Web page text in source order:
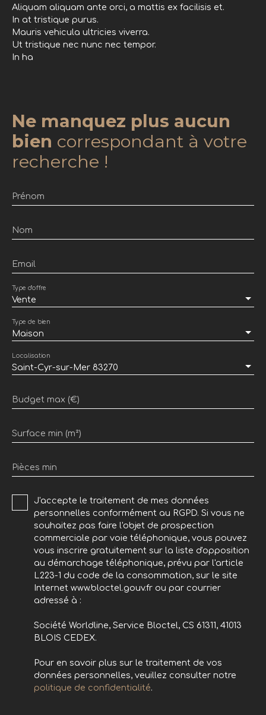
Aliquam aliquam ante orci, a mattis ex facilisis et.
In at tristique purus.
Mauris vehicula ultricies viverra.
Ut tristique nec nunc nec tempor.
In ha
Ne manquez plus aucun
bien correspondant à votre
recherche !
Prénom
Nom
Email
Vente
Type d'offre
Maison
Type de bien
Saint-Cyr-sur-Mer 83270
Localisation
Budget max (€)
Surface min (m²)
Pièces min
J'accepte le traitement de mes données
personnelles conformément au RGPD. Si vous ne
souhaitez pas faire l'objet de prospection
commerciale par voie téléphonique, vous pouvez
vous inscrire gratuitement sur la liste d'opposition
au démarchage téléphonique, prévu par l'article
L223-1 du code de la consommation, sur le site
Internet www.bloctel.gouv.fr ou par courrier
adressé à :
Société Worldline, Service Bloctel, CS 61311, 41013
BLOIS CEDEX.
Pour en savoir plus sur le traitement de vos
données personnelles, veuillez consulter notre
politique de confidentialité.